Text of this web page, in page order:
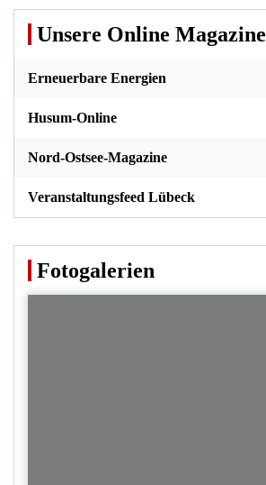
Unsere Online Magazine
Erneuerbare Energien
Husum-Online
Nord-Ostsee-Magazine
Veranstaltungsfeed Lübeck
Fotogalerien